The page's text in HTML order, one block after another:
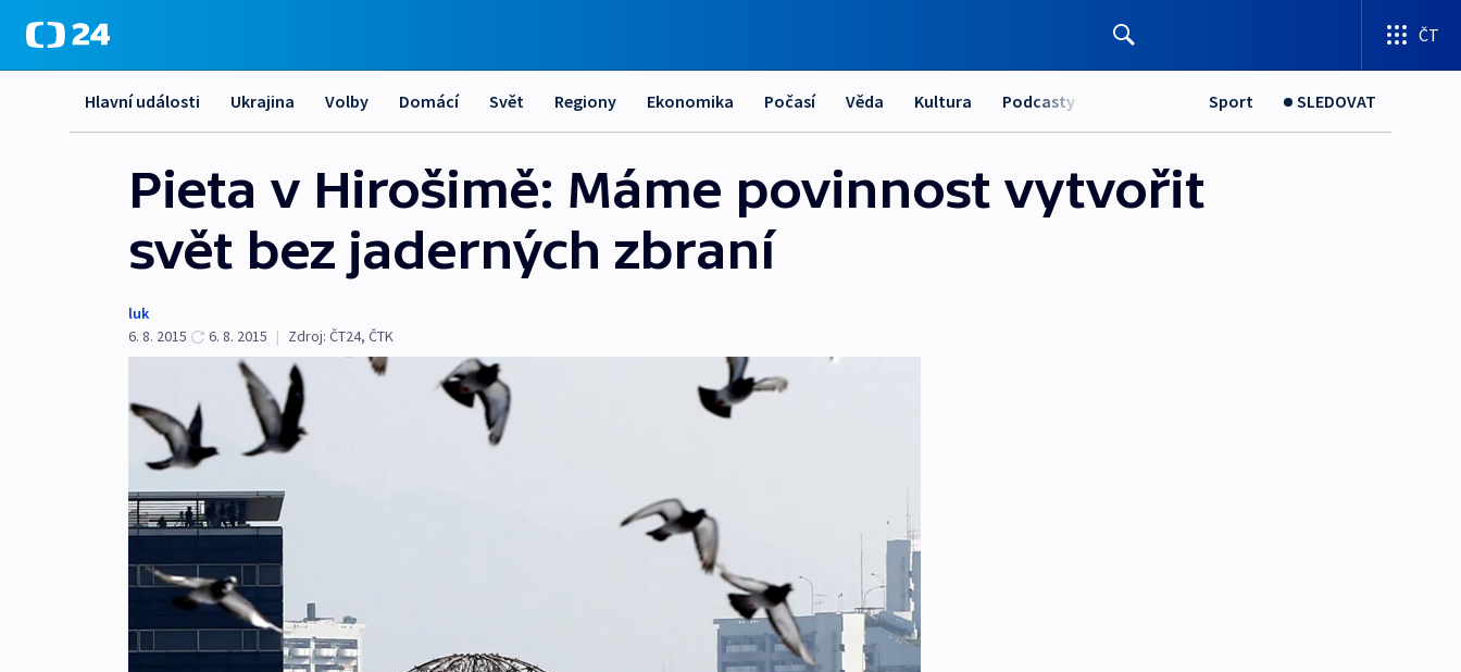
ČT
Hlavní události Ukrajina Volby Domácí Svět Regiony Ekonomika Počasí Věda Kultura Podcasty Sport SLEDOVAT
Pieta v Hirošimě: Máme povinnost vytvořit
svět bez jaderných zbraní
luk
6. 8. 2015
6. 8. 2015 | Zdroj: ČT24, ČTK